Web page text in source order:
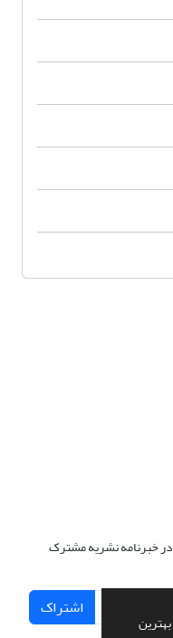
در خبرنامه نشریه مشترک
اشتراک